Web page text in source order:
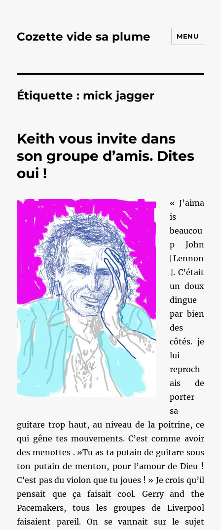
Cozette vide sa plume MENU
Étiquette : mick jagger
Keith vous invite dans
son groupe d’amis. Dites
oui !
« J’aima
is
beaucou
p John
[Lennon
]. C’était
un doux
dingue
par bien
des
côtés. je
lui
reproch
ais de
porter
sa
guitare trop haut, au niveau de la poitrine, ce
qui gêne tes mouvements. C’est comme avoir
des menottes . »Tu as ta putain de guitare sous
ton putain de menton, pour l’amour de Dieu !
C’est pas du violon que tu joues ! » Je crois qu’il
pensait que ça faisait cool. Gerry and the
Pacemakers, tous les groupes de Liverpool
faisaient pareil. On se vannait sur le sujet